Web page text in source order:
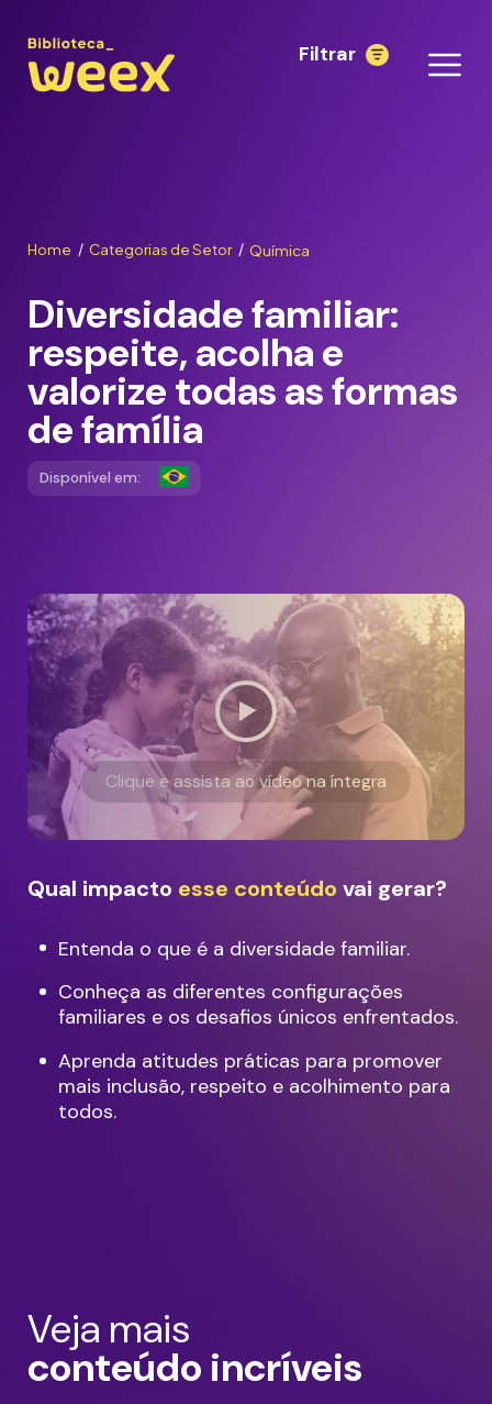
Filtrar
Home / Categorias de Setor / Química
Diversidade familiar:
respeite, acolha e
valorize todas as formas
de família
Disponível em:
Clique e assista ao vídeo na íntegra
Qual impacto esse conteúdo vai gerar?
Entenda o que é a diversidade familiar.
Conheça as diferentes configurações
familiares e os desafios únicos enfrentados.
Aprenda atitudes práticas para promover
mais inclusão, respeito e acolhimento para
todos.
Veja mais
conteúdo incríveis